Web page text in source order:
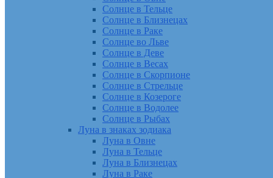
Солнце в Тельце
Солнце в Близнецах
Солнце в Раке
Солнце во Льве
Солнце в Деве
Солнце в Весах
Солнце в Скорпионе
Солнце в Стрельце
Солнце в Козероге
Солнце в Водолее
Солнце в Рыбах
Луна в знаках зодиака
Луна в Овне
Луна в Тельце
Луна в Близнецах
Луна в Раке